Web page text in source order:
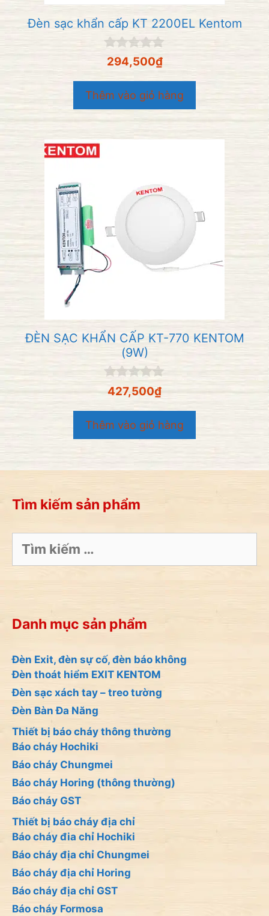
Đèn sạc khẩn cấp KT 2200EL Kentom
0
n
g
o
à
i
5
294,500₫
Thêm vào giỏ hàng
ĐÈN SẠC KHẨN CẤP KT-770 KENTOM
(9W)
0
g
o
à
i
427,500₫
Thêm vào giỏ hàng
Tìm kiếm sản phẩm
kiếm
cho:
Danh mục sản phẩm
Đèn Exit, đèn sự cố, đèn báo không
Đèn thoát hiểm EXIT KENTOM
Đèn sạc xách tay – treo tường
Đèn Bàn Đa Năng
Thiết bị báo cháy thông thường
Báo cháy Hochiki
Báo cháy Chungmei
Báo cháy Horing (thông thường)
Báo cháy GST
Thiết bị báo cháy địa chỉ
Báo cháy đia chỉ Hochiki
Báo cháy địa chỉ Chungmei
Báo cháy địa chỉ Horing
Báo cháy địa chỉ GST
Báo cháy Formosa